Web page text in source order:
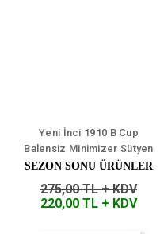
Yeni İnci 1910 B Cup
Balensiz Minimizer Sütyen
SEZON SONU ÜRÜNLER
275,00 TL + KDV
220,00 TL + KDV